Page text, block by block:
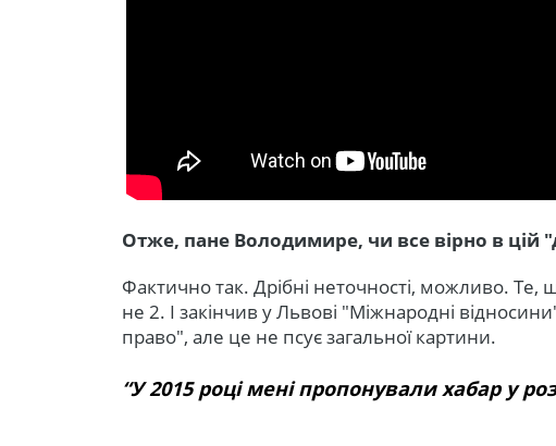
Отже, пане Володимире, чи все вірно в цій
Фактично так. Дрібні неточності, можливо. Те,
не 2. І закінчив у Львові "Міжнародні
право", але це не псує загальної картини.
“У 2015 році мені пропонували хабар у